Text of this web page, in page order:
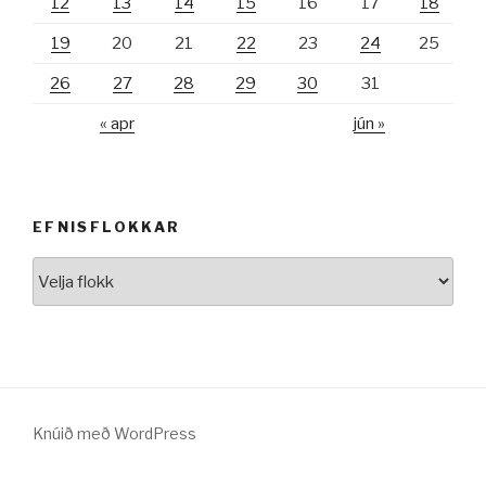
19 20 21 22 23 24 25
26 27 28 29 30 31
« apr jún »
EFNISFLOKKAR
Knúið með WordPress